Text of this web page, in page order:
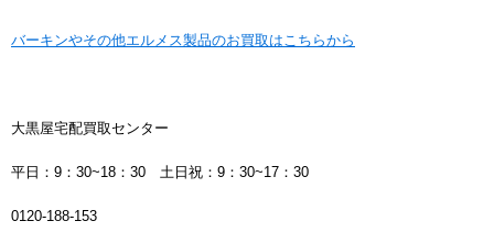
バーキンやその他エルメス製品のお買取はこちらから
大黒屋宅配買取センター
平日：9：30~18：30 土日祝：9：30~17：30
0120-188-153